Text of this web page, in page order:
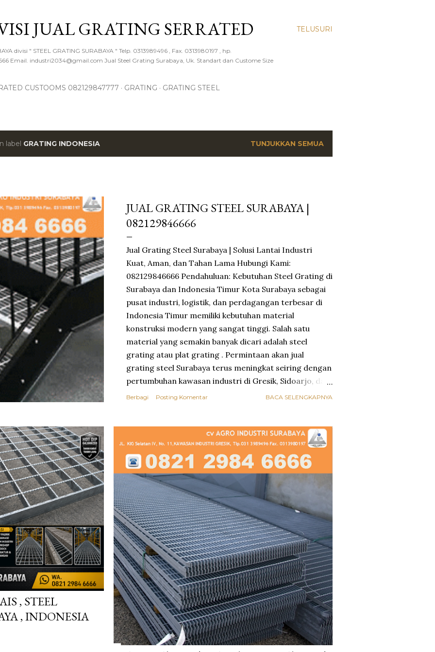
TELUSURI
JUAL GRATING SERRATED
divisi " STEEL GRATING SURABAYA " Telp. 0313989496 , Fax. 0313980197 , hp.
Email. industri2034@gmail.com Jual Steel Grating Surabaya, Uk. Standart dan Custome Size
CUSTOOMS 082129847777 GRATING GRATING STEEL
label GRATING INDONESIA TUNJUKKAN SEMUA
JUAL GRATING STEEL SURABAYA |
082129846666
Jual Grating Steel Surabaya | Solusi Lantai Industri
Kuat, Aman, dan Tahan Lama Hubungi Kami:
082129846666 Pendahuluan: Kebutuhan Steel Grating di
Surabaya dan Indonesia Timur Kota Surabaya sebagai
pusat industri, logistik, dan perdagangan terbesar di
Indonesia Timur memiliki kebutuhan material
konstruksi modern yang sangat tinggi. Salah satu
material yang semakin banyak dicari adalah steel
grating atau plat grating . Permintaan akan jual
grating steel Surabaya terus meningkat seiring dengan
pertumbuhan kawasan industri di Gresik, Sidoarjo, dan
Pasuruan. Banyak pabrik baru yang mengandalkan
beton konvensional. BesiGrating.com hadir sebagai
solusi terpercaya bagi kebutuhan steel grating Anda.
Berpengalaman melayani berbagai proyek industri di
seluruh Indonesia, kami menyediakan steel grating
berkualitas tinggi dengan harga kompetitif dan siap
kirim ke Surabaya, Jawa Timur, ...
Berbagi Posting Komentar BACA SELENGKAPNYA
, STEEL
, INDONESIA